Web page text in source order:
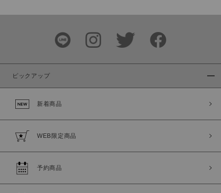
ピックアップ
新着商品
WEB限定商品
予約商品